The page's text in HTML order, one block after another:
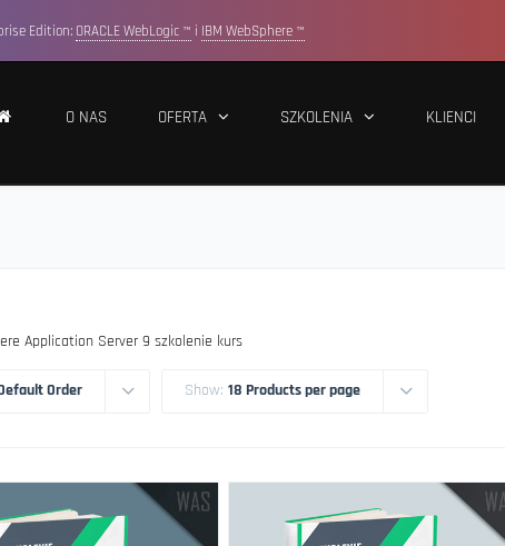
Edition: ORACLE WebLogic ™ i IBM WebSphere ™
O NAS OFERTA SZKOLENIA KLIENCI
Application Server 9 szkolenie kurs
Order Show: 18 Products per page